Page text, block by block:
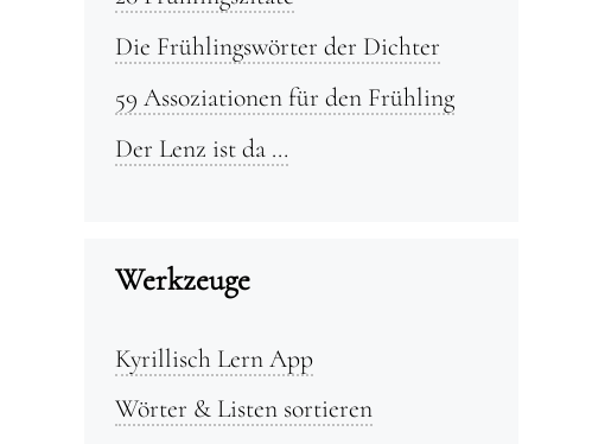
Die Frühlingswörter der Dichter
59 Assoziationen für den Frühling
Der Lenz ist da …
Werkzeuge
Kyrillisch Lern App
Wörter & Listen sortieren